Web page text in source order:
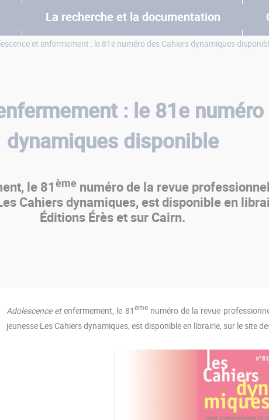
La recherche et la documentation
et enfermement : le 81e numéro des Cahiers dynamiques
: le 81e
dynamiques disponible
le 81èmenuméro de la revue
Cahiers dynamiques, est disponible en
Éditions Érès et sur Cairn.
Adolescence etenfermement, le 81 èmenuméro de la revue
jeunesse Les Cahiers dynamiques, est disponible en librairie, sur le site